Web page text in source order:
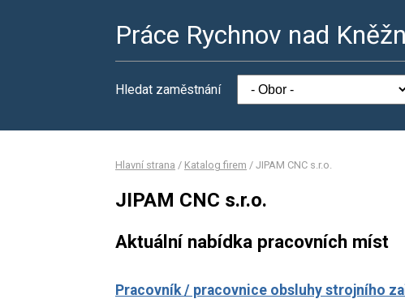
Práce Rychnov nad
Hledat zaměstnání
Hlavní strana / Katalog firem / JIPAM CNC s.r.o.
JIPAM CNC s.r.o.
Aktuální nabídka pracovních míst
Pracovník / pracovnice obsluhy strojního